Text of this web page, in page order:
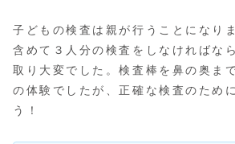
子どもの検査は親が行うことになり
含めて３人分の検査をしなければな
取り大変でした。検査棒を鼻の奥ま
の体験でしたが、正確な検査のため
う！